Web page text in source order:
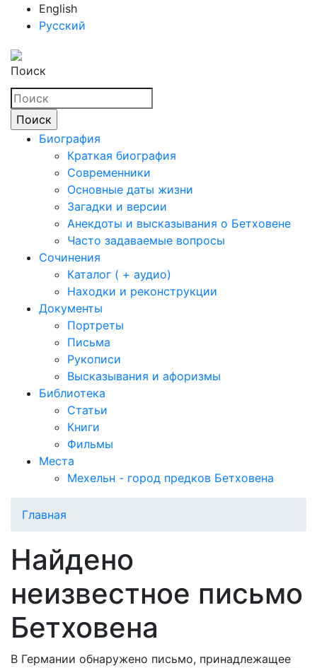
English
Русский
Поиск
Биография
Краткая биография
Современники
Основные даты жизни
Загадки и версии
Анекдоты и высказывания о Бетховене
Часто задаваемые вопросы
Сочинения
Каталог ( + аудио)
Находки и реконструкции
Документы
Портреты
Письма
Рукописи
Высказывания и афоризмы
Библиотека
Статьи
Книги
Фильмы
Места
Мехельн - город предков Бетховена
Главная
Найдено
неизвестное письмо
Бетховена
В Германии обнаружено письмо, принадлежащее